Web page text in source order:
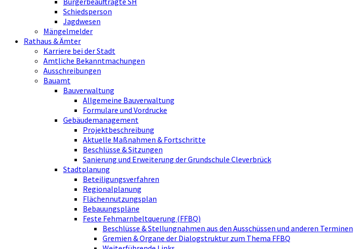
Schiedsperson
Jagdwesen
Mängelmelder
Rathaus & Ämter
Karriere bei der Stadt
Amtliche Bekanntmachungen
Ausschreibungen
Bauamt
Bauverwaltung
Allgemeine Bauverwaltung
Formulare und Vordrucke
Gebäudemanagement
Projektbeschreibung
Aktuelle Maßnahmen & Fortschritte
Beschlüsse & Sitzungen
Sanierung und Erweiterung der Grundschule Cleverbrück
Stadtplanung
Beteiligungsverfahren
Regionalplanung
Flächennutzungsplan
Bebauungspläne
Feste Fehmarnbeltquerung (FFBQ)
Beschlüsse & Stellungnahmen aus den Ausschüssen und anderen Terminen
Gremien & Organe der Dialogstruktur zum Thema FFBQ